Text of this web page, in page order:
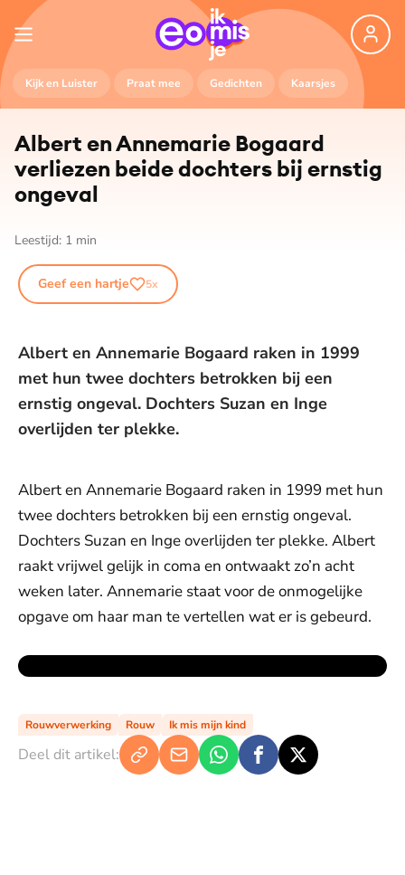
Kijk en Luister Praat mee Gedichten Kaarsjes
Albert en Annemarie Bogaard
verliezen beide dochters bij ernstig
ongeval
Leestijd: 1 min
Geef een hartje 5x
Albert en Annemarie Bogaard raken in 1999
met hun twee dochters betrokken bij een
ernstig ongeval. Dochters Suzan en Inge
overlijden ter plekke.
Albert en Annemarie Bogaard raken in 1999 met hun
twee dochters betrokken bij een ernstig ongeval.
Dochters Suzan en Inge overlijden ter plekke. Albert
raakt vrijwel gelijk in coma en ontwaakt zo’n acht
weken later. Annemarie staat voor de onmogelijke
opgave om haar man te vertellen wat er is gebeurd.
Rouwverwerking Rouw Ik mis mijn kind
Deel dit artikel: